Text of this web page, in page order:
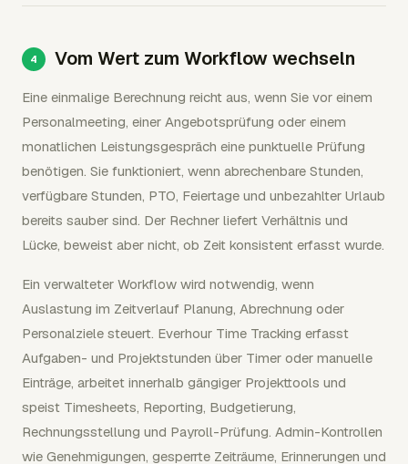
Vom Wert zum Workflow wechseln
Eine einmalige Berechnung reicht aus, wenn Sie vor einem
Personalmeeting, einer Angebotsprüfung oder einem
monatlichen Leistungsgespräch eine punktuelle Prüfung
benötigen. Sie funktioniert, wenn abrechenbare Stunden,
verfügbare Stunden, PTO, Feiertage und unbezahlter Urlaub
bereits sauber sind. Der Rechner liefert Verhältnis und
Lücke, beweist aber nicht, ob Zeit konsistent erfasst wurde.
Ein verwalteter Workflow wird notwendig, wenn
Auslastung im Zeitverlauf Planung, Abrechnung oder
Personalziele steuert. Everhour Time Tracking erfasst
Aufgaben- und Projektstunden über Timer oder manuelle
Einträge, arbeitet innerhalb gängiger Projekttools und
speist Timesheets, Reporting, Budgetierung,
Rechnungsstellung und Payroll-Prüfung. Admin-Kontrollen
wie Genehmigungen, gesperrte Zeiträume, Erinnerungen und